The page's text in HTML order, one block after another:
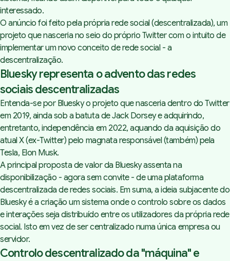
interessado.
Oanúncio foi feito pela própria rede social (descentralizada), um
projeto que nasceria no seio do próprio Twitter com o intuito de
implementar um novo conceito de rede social - a
descentralização.
Bluesky representa o advento das redes
sociais descentralizadas
Entenda-se por Bluesky o projeto que nasceria dentro do Twitter
em 2019, ainda sob a batuta de Jack Dorsey e adquirindo,
entretanto, independência em 2022, aquando da aquisição do
atual X (ex-Twitter) pelo magnata responsável (também) pela
Tesla, Elon Musk.
A principal proposta de valor da Bluesky assenta na
disponibilização - agora sem convite - de uma plataforma
descentralizada de redes sociais. Em suma, a ideia subjacente do
Bluesky é a criação um sistema onde o controlo sobre os dados
e interações seja distribuído entre os utilizadores da própria rede
social. Isto em vez de ser centralizado numa única empresa ou
servidor.
Controlo descentralizado da "máquina" e